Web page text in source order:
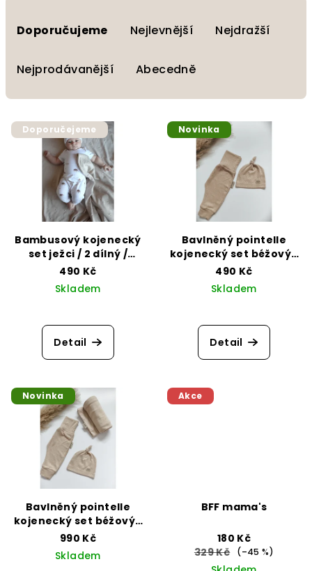
p
Doporučujeme Nejlevnější Nejdražší
Nejprodávanější Abecedně
V
ý Doporučejeme
Bambusový kojenecký
set ježci / 2 dílný /
čepička s uzlíkem a
tepláčky
490 Kč
Skladem
Detail
Novinka
Bavlněný pointelle
kojenecký set béžový /
2 dílný / čepička s
uzlíkem a tepláčky
490 Kč
Skladem
Detail
Novinka
Bavlněný pointelle
kojenecký set béžový /
3 dílný / čepička s
uzlíkem, tepláčky a
dečka
990 Kč
Skladem
Akce
BFF mama's
180 Kč
329 Kč
(–45 %)